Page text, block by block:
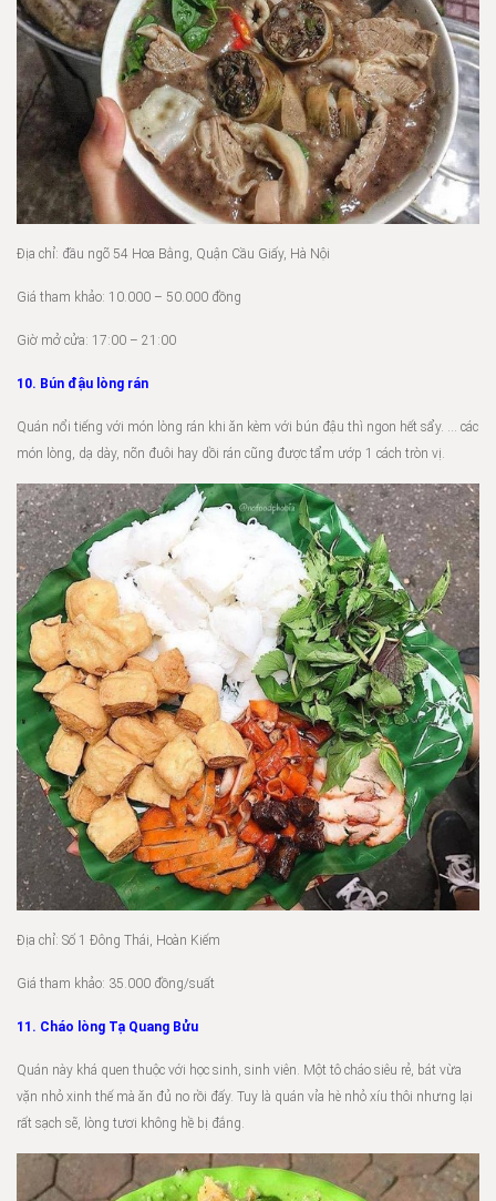
Địa chỉ: đầu ngõ 54 Hoa Bằng, Quận Cầu Giấy, Hà Nội
Giá tham khảo: 10.000 – 50.000 đồng
Giờ mở cửa: 17:00 – 21:00
10. Bún đậu lòng rán
Quán nổi tiếng với món lòng rán khi ăn kèm với bún đậu thì ngon hết sẩy. … các
món lòng, dạ dày, nõn đuôi hay dồi rán cũng được tẩm ướp 1 cách tròn vị.
Địa chỉ: Số 1 Đông Thái, Hoàn Kiếm
Giá tham khảo: 35.000 đồng/suất
11. Cháo lòng Tạ Quang Bửu
Quán này khá quen thuộc với học sinh, sinh viên. Một tô cháo siêu rẻ, bát vừa
vặn nhỏ xinh thế mà ăn đủ no rồi đấy. Tuy là quán vỉa hè nhỏ xíu thôi nhưng lại
rất sạch sẽ, lòng tươi không hề bị đắng.